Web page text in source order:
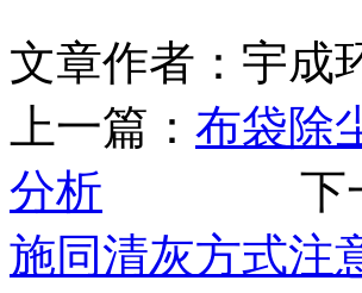
文章作者：宇
上一篇： 布袋除
分析 下一
施同清灰方式注